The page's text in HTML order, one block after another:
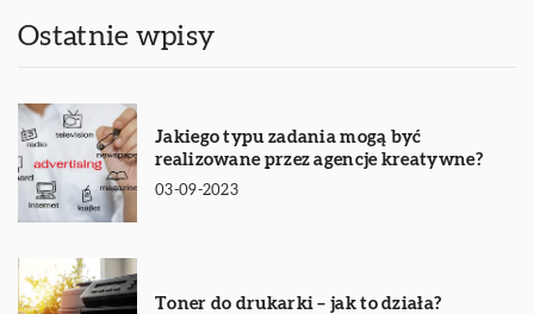
Ostatnie wpisy
Jakiego typu zadania mogą być
realizowane przez agencje kreatywne?
03-09-2023
Toner do drukarki – jak to działa?